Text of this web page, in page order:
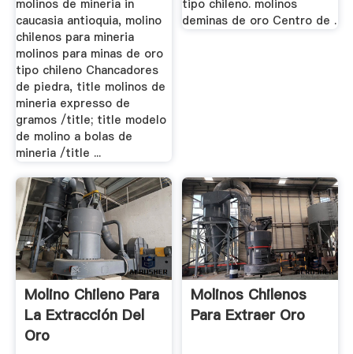
molinos de mineria in
caucasia antioquia, molino
chilenos para mineria
molinos para minas de oro
tipo chileno Chancadores
de piedra, title molinos de
mineria expresso de
gramos /title; title modelo
de molino a bolas de
mineria /title ...
tipo chileno. molinos
deminas de oro Centro de .
Molino Chileno Para
La Extracción Del
Oro
Molinos Chilenos
Para Extraer Oro